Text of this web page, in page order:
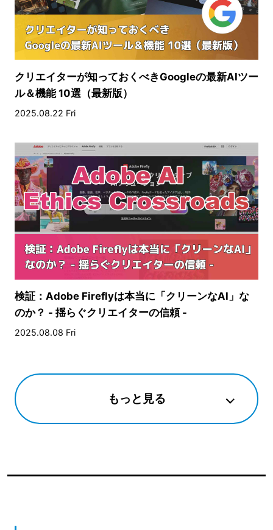
クリエイターが知っておくべきGoogleの最新AIツー
ル＆機能 10選（最新版）
2025.08.22 Fri
検証：Adobe Fireflyは本当に「クリーンなAI」な
のか？ - 揺らぐクリエイターの信頼 -
2025.08.08 Fri
もっと見る